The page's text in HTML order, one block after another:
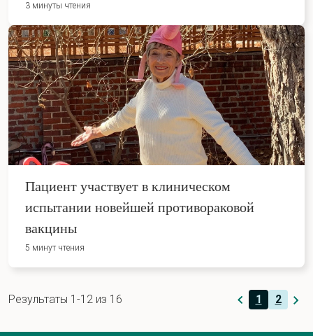
3 минуты чтения
Пациент участвует в клиническом
испытании новейшей противораковой
вакцины
5 минут чтения
Результаты 1-12 из 16 1 2